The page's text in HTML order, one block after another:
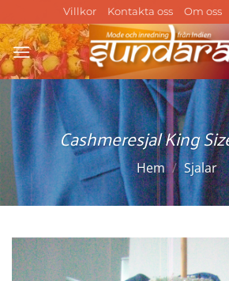
to
content
Villkor Kontakta oss Om oss
Cashmeresjal King
Hem / Sjalar